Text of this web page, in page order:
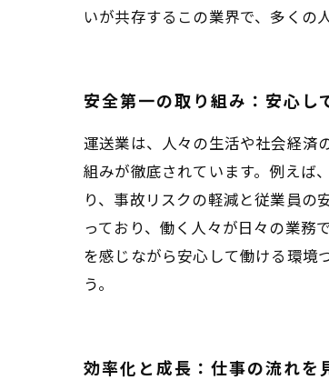
いが共存するこの業界で、多くの
安全第一の取り組み：安心し
運送業は、人々の生活や社会経済
組みが徹底されています。例えば
り、事故リスクの軽減と従業員の
っており、働く人々が日々の業務
を感じながら安心して働ける環境
う。
効率化と成長：仕事の流れを